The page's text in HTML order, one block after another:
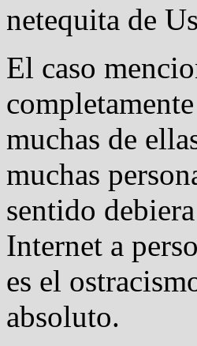
netequita de
El caso
muchas de
muchas
sentido
Internet a
es el
absoluto.